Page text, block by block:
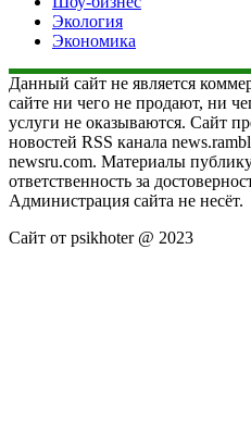
Экология
Экономика
Данный сайт не является
сайте ни чего не продают, ни
услуги не оказываются. Сайт
новостей RSS канала
newsru.com. Материалы
ответственность за
Администрация сайта не несёт.
Сайт от psikhoter @ 2023